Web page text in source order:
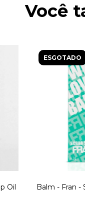
Você
Oil
ESGOTADO
Balm - Fran -